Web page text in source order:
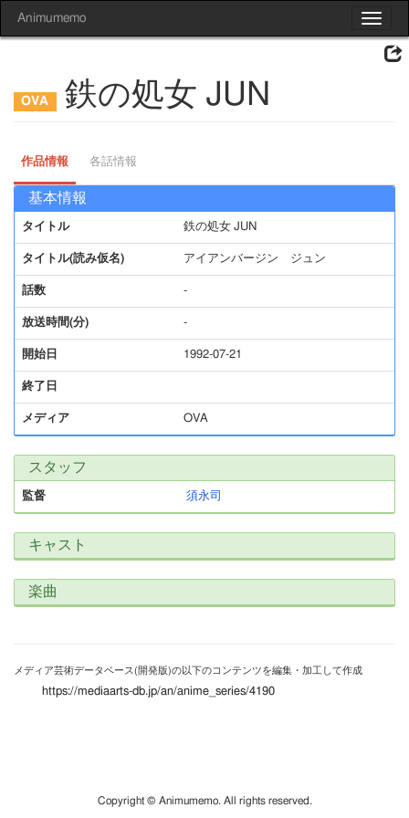
Toggle
Animumemo
鉄の処女 JUN
作品情報 各話情報
基本情報
タイトル 鉄の処女 JUN
タイトル(読み仮名) アイアンバージン ジュン
話数 -
放送時間(分) -
開始日 1992-07-21
終了日
メディア OVA
スタッフ
監督 須永司
キャスト
楽曲
メディア芸術データベース(開発版)の以下のコンテンツを編集・加工して作成
https://mediaarts-db.jp/an/anime_series/4190
Copyright © Animumemo. All rights reserved.